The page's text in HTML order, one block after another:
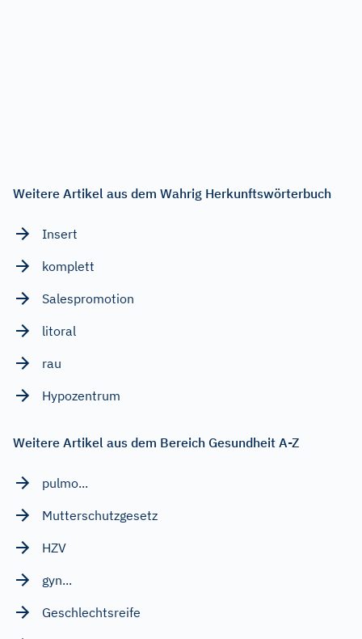
Weitere Artikel aus dem Wahrig Herkunftswörterbuch
Insert
komplett
Salespromotion
litoral
rau
Hypozentrum
Weitere Artikel aus dem Bereich Gesundheit A-Z
pulmo...
Mutterschutzgesetz
HZV
gyn...
Geschlechtsreife